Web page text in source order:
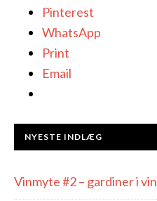
Pinterest
WhatsApp
Print
Email
NYESTE INDLÆG
Vinmyte #2 – gardiner i vin